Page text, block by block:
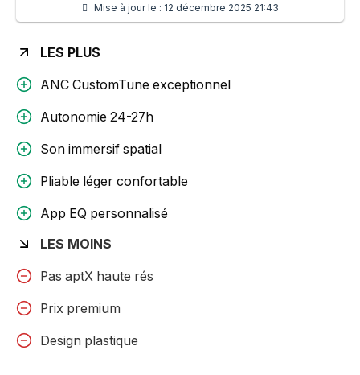
Mise à jour le : 12 décembre 2025 21:43
LES PLUS
ANC CustomTune exceptionnel
Autonomie 24-27h
Son immersif spatial
Pliable léger confortable
App EQ personnalisé
LES MOINS
Pas aptX haute rés
Prix premium
Design plastique